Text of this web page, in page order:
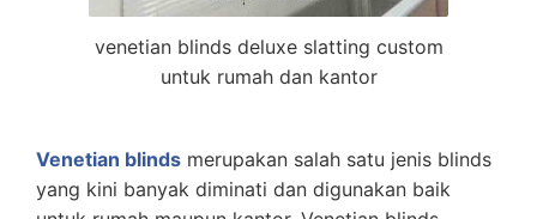
venetian blinds deluxe slatting custom
untuk rumah dan kantor
Venetian blinds merupakan salah satu jenis blinds
yang kini banyak diminati dan digunakan baik